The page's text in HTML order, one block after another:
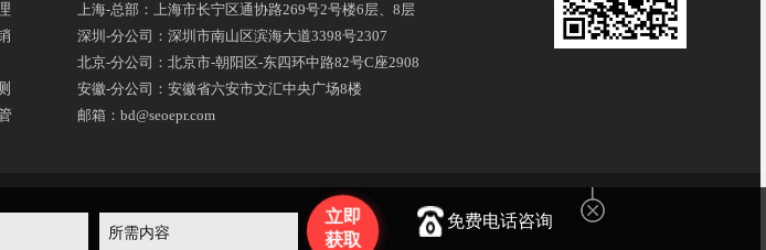
上海-总部：上海市长宁区通协路269号2号楼6层、8层
深圳-分公司：深圳市南山区滨海大道3398号2307
北京-分公司：北京市-朝阳区-东四环中路82号C座2908
安徽-分公司：安徽省六安市文汇中央广场8楼
邮箱：bd@seoepr.com
立即
获取
免费电话咨询